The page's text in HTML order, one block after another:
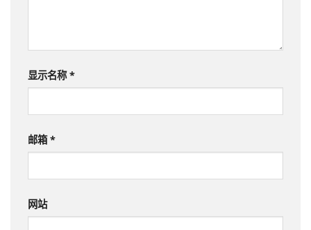
显示名称*
邮箱*
网站